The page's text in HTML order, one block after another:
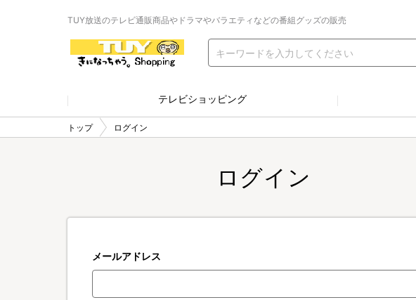
TUY放送のテレビ通販商品やドラマやバラエティなどの番組グッズの販売
テレビショッピング
トップ ログイン
ログイン
メールアドレス